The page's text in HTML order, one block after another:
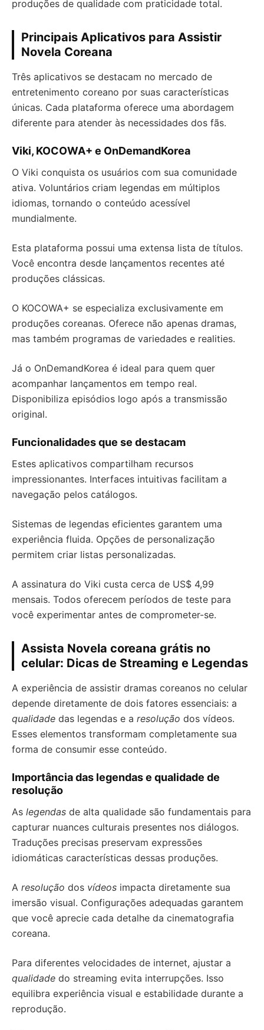
produções de qualidade com praticidade total.
Principais Aplicativos para Assistir
Novela Coreana
Três aplicativos se destacam no mercado de
entretenimento coreano por suas características
únicas. Cada plataforma oferece uma abordagem
diferente para atender às necessidades dos fãs.
Viki, KOCOWA+ e OnDemandKorea
O Viki conquista os usuários com sua comunidade
ativa. Voluntários criam legendas em múltiplos
idiomas, tornando o conteúdo acessível
mundialmente.
Esta plataforma possui uma extensa lista de títulos.
Você encontra desde lançamentos recentes até
produções clássicas.
O KOCOWA+ se especializa exclusivamente em
produções coreanas. Oferece não apenas dramas,
mas também programas de variedades e realities.
Já o OnDemandKorea é ideal para quem quer
acompanhar lançamentos em tempo real.
Disponibiliza episódios logo após a transmissão
original.
Funcionalidades que se destacam
Estes aplicativos compartilham recursos
impressionantes. Interfaces intuitivas facilitam a
navegação pelos catálogos.
Sistemas de legendas eficientes garantem uma
experiência fluida. Opções de personalização
permitem criar listas personalizadas.
A assinatura do Viki custa cerca de US$ 4,99
mensais. Todos oferecem períodos de teste para
você experimentar antes de comprometer-se.
Assista Novela coreana grátis no
celular: Dicas de Streaming e Legendas
A experiência de assistir dramas coreanos no celular
depende diretamente de dois fatores essenciais: a
qualidade das legendas e a resolução dos vídeos.
Esses elementos transformam completamente sua
forma de consumir esse conteúdo.
Importância das legendas e qualidade de
resolução
As legendas de alta qualidade são fundamentais para
capturar nuances culturais presentes nos diálogos.
Traduções precisas preservam expressões
idiomáticas características dessas produções.
A resolução dos vídeos impacta diretamente sua
imersão visual. Configurações adequadas garantem
que você aprecie cada detalhe da cinematografia
coreana.
Para diferentes velocidades de internet, ajustar a
qualidade do streaming evita interrupções. Isso
equilibra experiência visual e estabilidade durante a
reprodução.